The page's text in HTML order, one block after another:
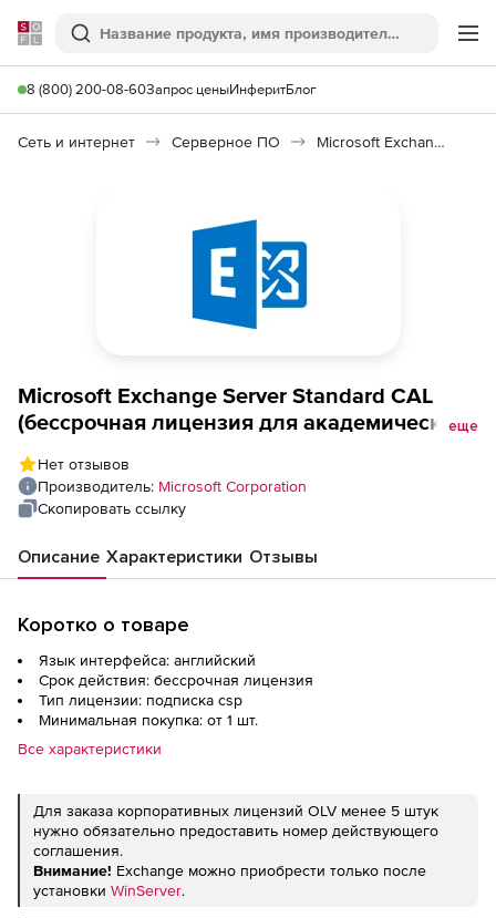
Softline
Поиск
8 (800) 200-08-60Запрос ценыИнферитБлог
Сеть и интернет Серверное ПО Microsoft Exchange Server CAL 2019
Microsoft Exchange Server Standard CAL
(бессрочная лицензия для академических
AcademicEdition Additional Product User
еще
Нет отзывов
Производитель: Microsoft Corporation
Скопировать ссылку
Описание Характеристики Отзывы
Коротко о товаре
Язык интерфейса: английский
Срок действия: бессрочная лицензия
Тип лицензии: подписка csp
Минимальная покупка: от 1 шт.
Все характеристики
Для заказа корпоративных лицензий OLV менее 5 штук
нужно обязательно предоставить номер действующего
соглашения.
Внимание! Exchange можно приобрести только после
установки WinServer.